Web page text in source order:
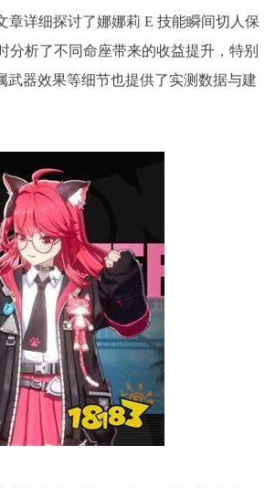
详细探讨了娜娜莉 E 技能瞬间切人保
分析了不同命座带来的收益提升，特别
武器效果等细节也提供了实测数据与建